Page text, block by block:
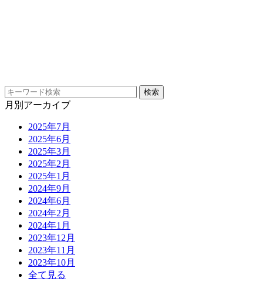
月別アーカイブ
2025年7月
2025年6月
2025年3月
2025年2月
2025年1月
2024年9月
2024年6月
2024年2月
2024年1月
2023年12月
2023年11月
2023年10月
全て見る